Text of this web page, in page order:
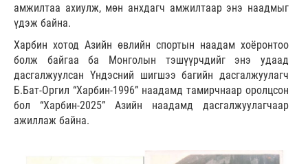
амжилтаа ахиулж, мөн анхдагч амжилтаар энэ наадмыг
үдэж байна.
Харбин хотод Азийн өвлийн спортын наадам хоёронтоо
болж байгаа ба Монголын тэшүүрчдийг энэ удаад
дасгалжуулсан Үндэсний шигшээ багийн дасгалжуулагч
Б.Бат-Оргил “Харбин-1996” наадамд тамирчнаар оролцсон
бол “Харбин-2025” Азийн наадамд дасгалжуулагчаар
ажиллаж байна.